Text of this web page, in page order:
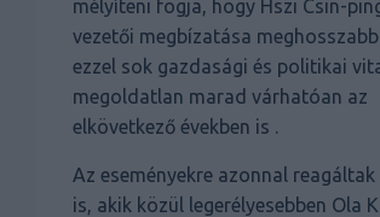
mélyíteni fogja, hogy Hszi Csin-
vezetői megbízatása
ezzel sok gazdasági és politikai
megoldatlan marad várhatóan az
elkövetkező években is .
Az eseményekre azonnal
is, akik közül legerélyesebben Ola